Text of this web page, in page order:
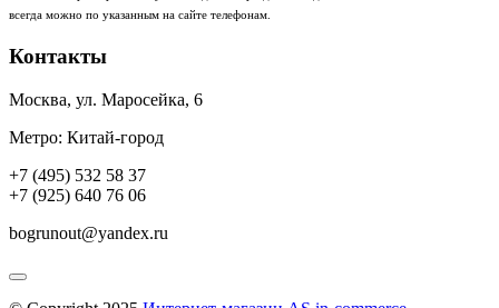
всегда можно по указанным на сайте телефонам.
Контакты
Москва, ул. Маросейка, 6
Метро: Китай-город
+7 (495) 532 58 37
+7 (925) 640 76 06
bogrunout@yandex.ru